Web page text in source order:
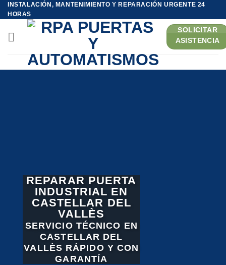
Saltar
al
contenido
INSTALACIÓN, MANTENIMIENTO Y REPARACIÓN URGENTE 24
HORAS
SOLICITAR
ASISTENCIA
REPARAR PUERTA
INDUSTRIAL EN
CASTELLAR DEL
VALLÈS
SERVICIO TÉCNICO EN
CASTELLAR DEL
VALLÈS RÁPIDO Y CON
GARANTÍA